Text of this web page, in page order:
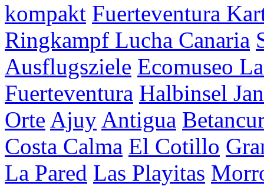
kompakt Fuerteventura
Ringkampf Lucha Canaria
Ausflugsziele Ecomuseo
Fuerteventura Halbinsel
Orte Ajuy Antigua
Costa Calma El Cotillo
La Pared Las Playitas